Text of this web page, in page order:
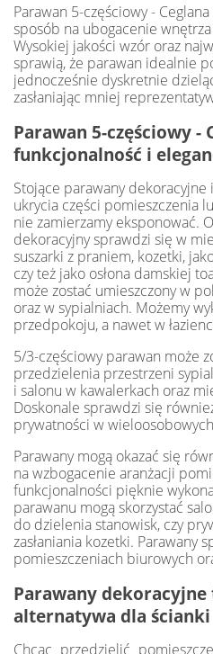
Parawan 5-częściowy -
sposób na ubogacenie
Wysokiej jakości wzór oraz
sprawią, że parawan idealnie
jednocześnie dyskretnie
zasłaniając mniej
Parawan 5-częściowy -
funkcjonalność i
Stojące parawany
ukrycia części pomieszczenia
nie zamierzamy eksponować.
dekoracyjny sprawdzi się w
suszarki z praniem, kozetki,
czy też jako osłona damskiej
może zostać umieszczony w
oraz w sypialniach. Możemy
przedpokoju, a nawet w
5/3-częściowy parawan może
przedzielenia przestrzeni
i salonu w kawalerkach oraz
Doskonale sprawdzi się
prywatności w
Parawany mogą okazać się
na wzbogacenie aranżacji
funkcjonalności pięknie
parawanu mogą skorzystać
do dzielenia stanowisk, czy
zasłaniania kozetki. Parawany
pomieszczeniach biurowych
Parawany
alternatywa dla ścianki
Chcąc przedzielić